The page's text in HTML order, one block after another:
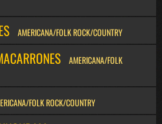
AMERICANA/FOLK ROCK/COUNTRY
AMERICANA/FOLK
FOLK ROCK/COUNTRY